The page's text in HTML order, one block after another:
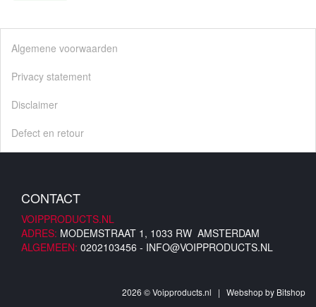
Algemene voorwaarden
Privacy statement
Disclaimer
Defect en retour
CONTACT
VOIPPRODUCTS.NL
ADRES: MODEMSTRAAT 1, 1033 RW AMSTERDAM
ALGEMEEN: 0202103456 - INFO@VOIPPRODUCTS.NL
2026 © Voipproducts.nl | Webshop by Bitshop